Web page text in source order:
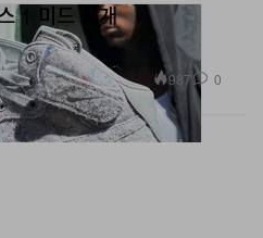
1 미드 공개
987 0